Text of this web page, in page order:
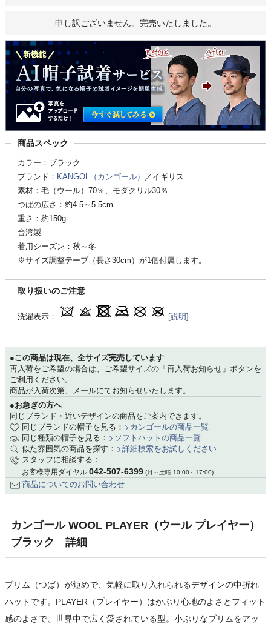
申し訳ございません。完売いたしました。
商品スペック
カラー：ブラック
ブランド： KANGOL（カンゴール）
／イギリス
素材：毛（ウール）70％、モダクリル30％
つばの広さ：約4.5～5.5cm
重さ：約150g
台湾製
着用シーズン：秋～冬
※サイズ調整テープ（長さ30cm）が1個付属します。
取り扱いのご注意
洗濯表示： [説明]
●この商品は現在、全サイズ完売しています
再入荷をご希望の場合は、ご希望サイズの「再入荷お知らせ」ボタンを
ご利用ください。
商品が入荷次第、メールにてお知らせいたします。
●お急ぎの方へ
同じブランド・近いデザインの商品をご案内できます。
同じブランドの帽子を見る：
カンゴールの商品一覧
同じ種類の帽子を見る：
ソフトハットの商品一覧
似た雰囲気の商品を探す：
詳細検索をお試しください
スタッフに相談する：
お客様専用ダイヤル 042-507-6399 (月～土曜 10:00～17:00)
商品についてのお問い合わせ
カンゴール WOOL PLAYER（ウール プレイヤー）
ブラック 詳細
ブリム（つば）が短めで、気軽に取り入れられるデザインの中折れ
ハットです。PLAYER（プレイヤー）はかぶり心地のよさとフィット
感のよさで、世界中で広く愛されている型。小ぶりなブリムをアッ